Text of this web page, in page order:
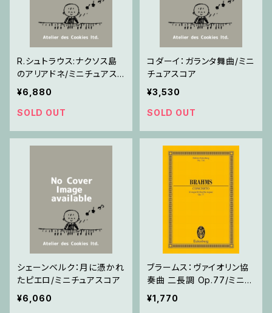
R.シュトラウス:ナクソス島
のアリアドネ/ミニチュアス
コア
¥6,880
SOLD OUT
コダーイ：ガランタ舞曲/ミニ
チュアスコア
¥3,530
SOLD OUT
シェーンベルク：月に憑かれ
たピエロ/ミニチュアスコア
¥6,060
ブラームス：ヴァイオリン協
奏曲 二長調 Op.77/ミニチ
ュアスコア
¥1,770